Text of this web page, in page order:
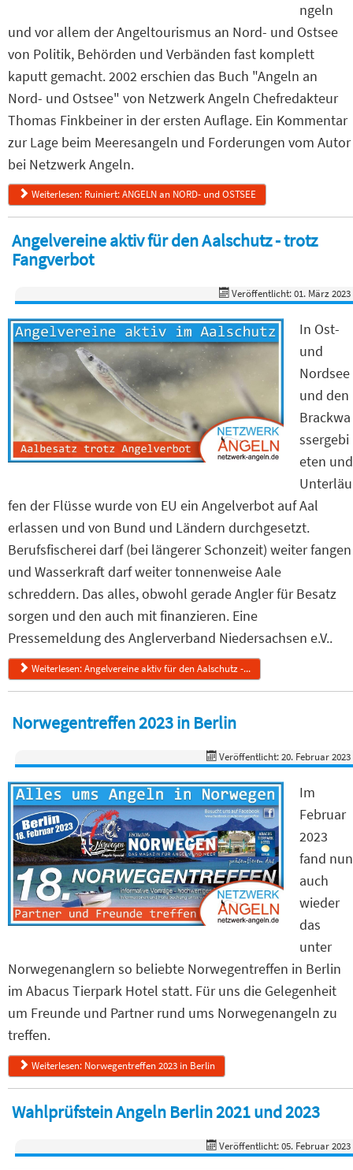
ngeln
und vor allem der Angeltourismus an Nord- und Ostsee
von Politik, Behörden und Verbänden fast komplett
kaputt gemacht. 2002 erschien das Buch "Angeln an
Nord- und Ostsee" von Netzwerk Angeln Chefredakteur
Thomas Finkbeiner in der ersten Auflage. Ein Kommentar
zur Lage beim Meeresangeln und Forderungen vom Autor
bei Netzwerk Angeln.
Weiterlesen: Ruiniert: ANGELN an NORD- und OSTSEE
Angelvereine aktiv für den Aalschutz - trotz
Fangverbot
Veröffentlicht: 01. März 2023
In Ost-
und
Nordsee
und den
Brackwa
ssergebi
eten und
Unterläu
fen der Flüsse wurde von EU ein Angelverbot auf Aal
erlassen und von Bund und Ländern durchgesetzt.
Berufsfischerei darf (bei längerer Schonzeit) weiter fangen
und Wasserkraft darf weiter tonnenweise Aale
schreddern. Das alles, obwohl gerade Angler für Besatz
sorgen und den auch mit finanzieren. Eine
Pressemeldung des Anglerverband Niedersachsen e.V..
Weiterlesen: Angelvereine aktiv für den Aalschutz -...
Norwegentreffen 2023 in Berlin
Veröffentlicht: 20. Februar 2023
Im
Februar
2023
fand nun
auch
wieder
das
unter
Norwegenanglern so beliebte Norwegentreffen in Berlin
im Abacus Tierpark Hotel statt. Für uns die Gelegenheit
um Freunde und Partner rund ums Norwegenangeln zu
treffen.
Weiterlesen: Norwegentreffen 2023 in Berlin
Wahlprüfstein Angeln Berlin 2021 und 2023
Veröffentlicht: 05. Februar 2023